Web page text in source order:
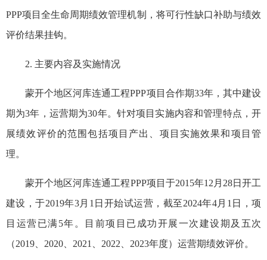
PPP项目全生命周期绩效管理机制，将可行性缺口补助与绩效
评价结果挂钩。
2. 主要内容及实施情况
蒙开个地区河库连通工程PPP项目合作期33年，其中建设
期为3年，运营期为30年。针对项目实施内容和管理特点，开
展绩效评价的范围包括项目产出、项目实施效果和项目管
理。
蒙开个地区河库连通工程PPP项目于2015年12月28日开工
建设，于2019年3月1日开始试运营，截至2024年4月1日，项
目运营已满5年。目前项目已成功开展一次建设期及五次
（2019、2020、2021、2022、2023年度）运营期绩效评价。